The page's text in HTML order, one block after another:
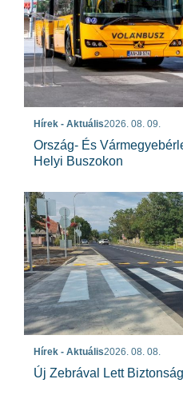
Hírek - Aktuális2026. 08. 09.
Ország- És
Helyi Buszokon
Hírek - Aktuális2026. 08. 08.
Új Zebrával Lett